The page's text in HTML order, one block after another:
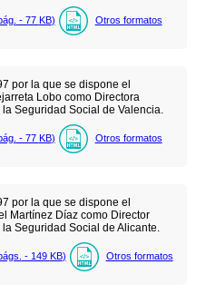
- 77 KB) Otros formatos
por la que se dispone el
Lobo como Directora
Seguridad Social de Valencia.
- 77 KB) Otros formatos
por la que se dispone el
Martínez Díaz como Director
Seguridad Social de Alicante.
- 149 KB) Otros formatos